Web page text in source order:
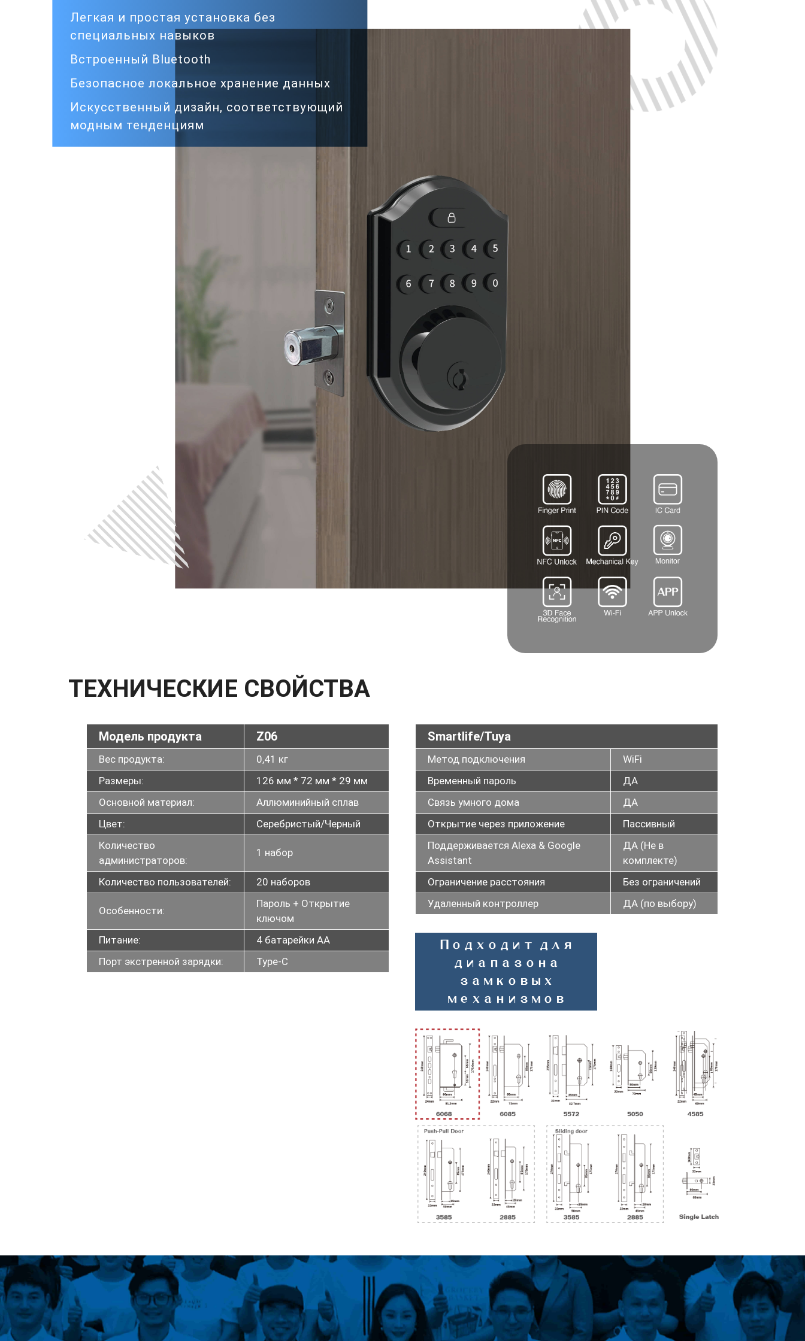
Легкая и простая установка без
специальных навыков
Встроенный Bluetooth
Безопасное локальное хранение данных
Искусственный дизайн, соответствующий
модным тенденциям
ТЕХНИЧЕСКИЕ СВОЙСТВА
Модель продукта Z06
Вес продукта:
0,41 кг
Размеры:
126 мм * 72 мм * 29 мм
Основной материал:
Аллюминийный сплав
Цвет:
Серебристый/Черный
Количество
администраторов:
1 набор
Количество пользователей: 20 наборов
Особенности:
Пароль + Открытие
ключом
Питание:
4 батарейки AA
Порт экстренной зарядки:
Type-C
Smartlife/Tuya
Метод подключения
WiFi
Временный пароль
ДА
Связь умного дома
ДА
Открытие через приложение
Пассивный
Поддерживается Alexa & Google
Assistant
ДА (Не в
комплекте)
Ограничение расстояния
Без ограничений
Удаленный контроллер
ДА (по выбору)
Подходит для
диапазона
замковых
механизмов